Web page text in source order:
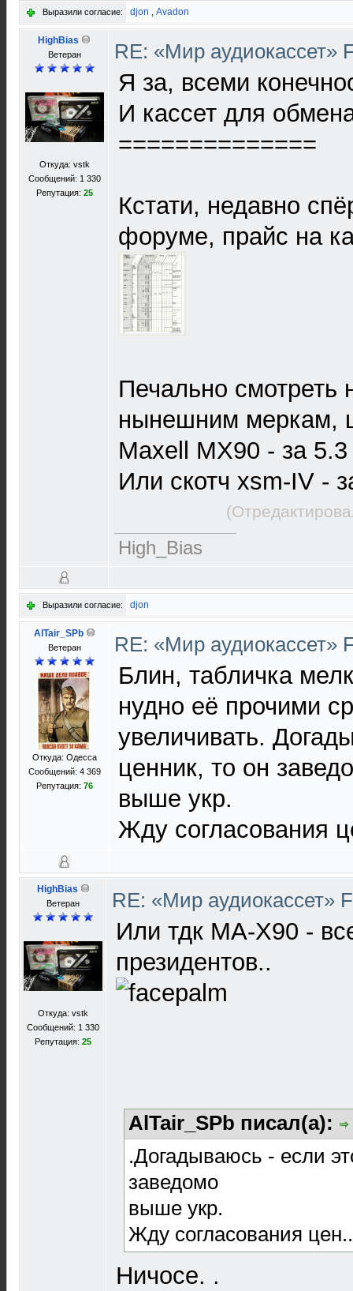
Выразили согласие: djon , Avadon
HighBias
Ветеран
Откуда: vstk
Сообщений: 1 330
Репутация: 25
RE: «Мир аудиокассет»
Я за, всеми
И кассет для
==============
Кстати, недавно
форуме, прайс на
Печально
нынешним меркам,
Maxell MX90 - за 5.3
Или скотч xsm-IV -
High_Bias
Выразили согласие: djon
AlTair_SPb
Ветеран
Откуда: Одесса
Сообщений: 4 369
Репутация: 76
RE: «Мир аудиокассет»
Блин, табличка
нудно её прочими
увеличивать.
ценник, то он
выше укр.
Жду согласования
HighBias
Ветеран
Откуда: vstk
Сообщений: 1 330
Репутация: 25
RE: «Мир аудиокассет»
Или тдк МА-Х90 -
президентов..
AlTair_SPb писал(а):
.Догадываюсь - если
заведомо
выше укр.
Жду согласования
Ничосе. .